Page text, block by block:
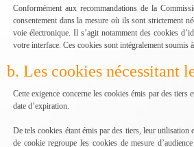
Conformément aux recommandations de la
consentement dans la mesure où ils sont strictement
voie électronique. Il s’agit notamment des cookies
votre interface. Ces cookies sont intégralement soumis
b. Les cookies nécessitant
Cette exigence concerne les cookies émis par des
date d’expiration.
De tels cookies étant émis par des tiers, leur
de cookie regroupe les cookies de mesure